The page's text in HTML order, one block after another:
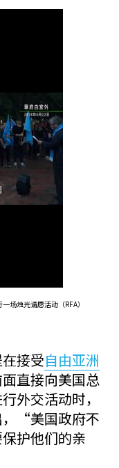
场烛光请愿活动（RFA）
接受自由亚洲
直接向美国总
外交活动时，
“美国政府不
护他们的亲